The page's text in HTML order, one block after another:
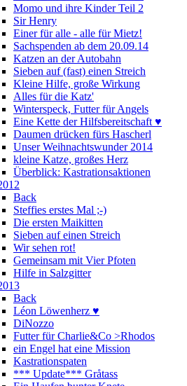
Momo und ihre Kinder Teil 2
Sir Henry
Einer für alle - alle für Mietz!
Sachspenden ab dem 20.09.14
Katzen an der Autobahn
Sieben auf (fast) einen Streich
Kleine Hilfe, große Wirkung
Alles für die Katz'
Winterspeck, Futter für Angels
Eine Kette der Hilfsbereitschaft ♥
Daumen drücken fürs Hascherl
Unser Weihnachtswunder 2014
kleine Katze, großes Herz
Überblick: Kastrationsaktionen
Back
Steffies erstes Mal ;-)
Die ersten Maikitten
Sieben auf einen Streich
Wir sehen rot!
Gemeinsam mit Vier Pfoten
Hilfe in Salzgitter
Back
Léon Löwenherz ♥
DiNozzo
Futter für Charlie&Co >Rhodos
ein Engel hat eine Mission
Kastrationspaten
*** Update*** Gråtass